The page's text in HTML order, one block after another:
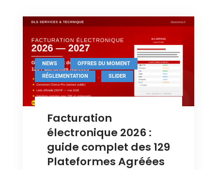
NEWS , OFFRES DU MOMENT ,
RÉGLEMENTATION , SLIDER
Facturation
électronique 2026 :
guide complet des 129
Plateformes Agréées